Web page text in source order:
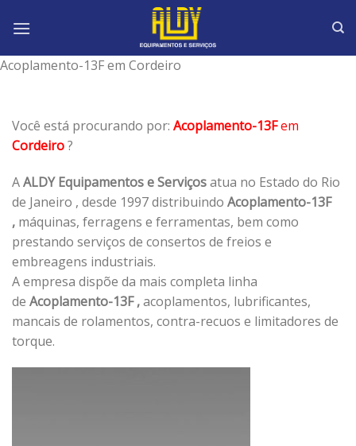
Acoplamento-13F em Cordeiro
Você está procurando por: Acoplamento-13Fem
Cordeiro?
AALDY Equipamentos e Serviçosatua no Estado do Rio
de Janeiro , desde 1997 distribuindo Acoplamento-13F
, máquinas, ferragens e ferramentas, bem como
prestando serviços de consertos de freios e
embreagens industriais.
A empresa dispõe da mais completa linha
de Acoplamento-13F ,acoplamentos, lubrificantes,
mancais de rolamentos, contra-recuos e limitadores de
torque.